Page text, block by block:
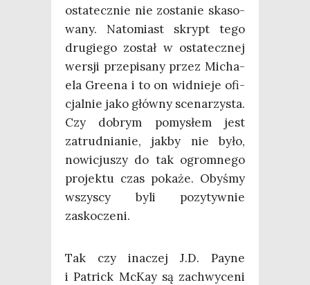
osta­tecz­nie nie zosta­nie ska­so­
wa­ny. Nato­miast skrypt tego
dru­gie­go został w osta­tecz­nej
wer­sji prze­pi­sa­ny przez Micha­
ela Gre­ena i to on wid­nie­je ofi­
cjal­nie jako głów­ny sce­na­rzy­sta.
Czy dobrym pomy­słem jest
zatrud­nia­nie, jak­by nie było,
nowi­cju­szy do tak ogrom­ne­go
pro­jek­tu czas poka­że. Oby­śmy
wszy­scy byli pozy­tyw­nie
zaskoczeni.
Tak czy ina­czej J.D. Pay­ne
i Patrick McKay są zachwy­ce­ni